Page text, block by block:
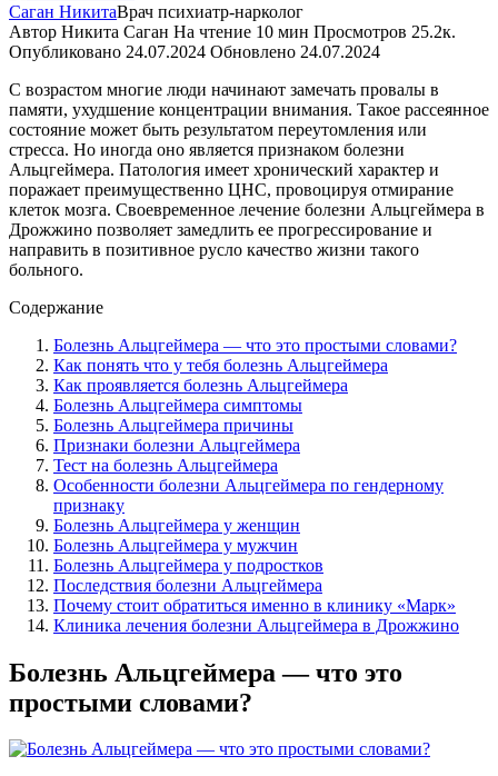
Саган НикитаВрач психиатр-нарколог
Автор Никита Саган На чтение 10 мин Просмотров 25.2к.
Опубликовано 24.07.2024 Обновлено 24.07.2024
С возрастом многие люди начинают замечать провалы в
памяти, ухудшение концентрации внимания. Такое рассеянное
состояние может быть результатом переутомления или
стресса. Но иногда оно является признаком болезни
Альцгеймера. Патология имеет хронический характер и
поражает преимущественно ЦНС, провоцируя отмирание
клеток мозга. Своевременное лечение болезни Альцгеймера в
Дрожжино позволяет замедлить ее прогрессирование и
направить в позитивное русло качество жизни такого
больного.
Содержание
Болезнь Альцгеймера — что это простыми словами?
Как понять что у тебя болезнь Альцгеймера
Как проявляется болезнь Альцгеймера
Болезнь Альцгеймера симптомы
Болезнь Альцгеймера причины
Признаки болезни Альцгеймера
Тест на болезнь Альцгеймера
Особенности болезни Альцгеймера по гендерному
признаку
Болезнь Альцгеймера у женщин
Болезнь Альцгеймера у мужчин
Болезнь Альцгеймера у подростков
Последствия болезни Альцгеймера
Почему стоит обратиться именно в клинику «Марк»
Клиника лечения болезни Альцгеймера в Дрожжино
Болезнь Альцгеймера — что это
простыми словами?